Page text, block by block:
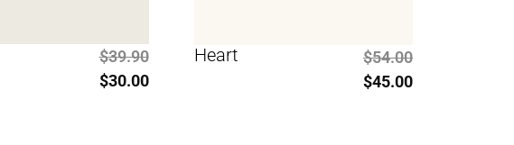
$39.90
$30.00
Heart $54.00
$45.00